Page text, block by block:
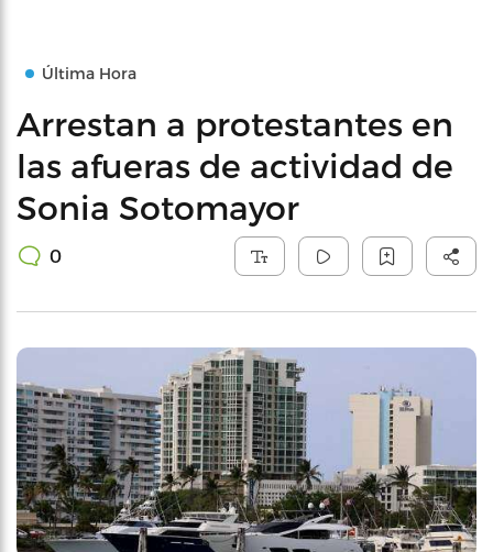
Última Hora
Arrestan a protestantes en
las afueras de actividad de
Sonia Sotomayor
0